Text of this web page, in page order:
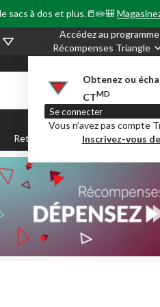
sacs à dos et plus.📒✏️🎒
Accédez au programme
Récompenses Triangle
Obtenez ou
CTMD
Se connecter
Vous n’avez pas compte
Inscrivez-vous
Retour en Classe Party